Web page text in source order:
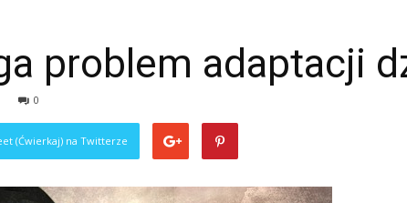
problem adaptacji
0
(Ćwierkaj) na Twitterze